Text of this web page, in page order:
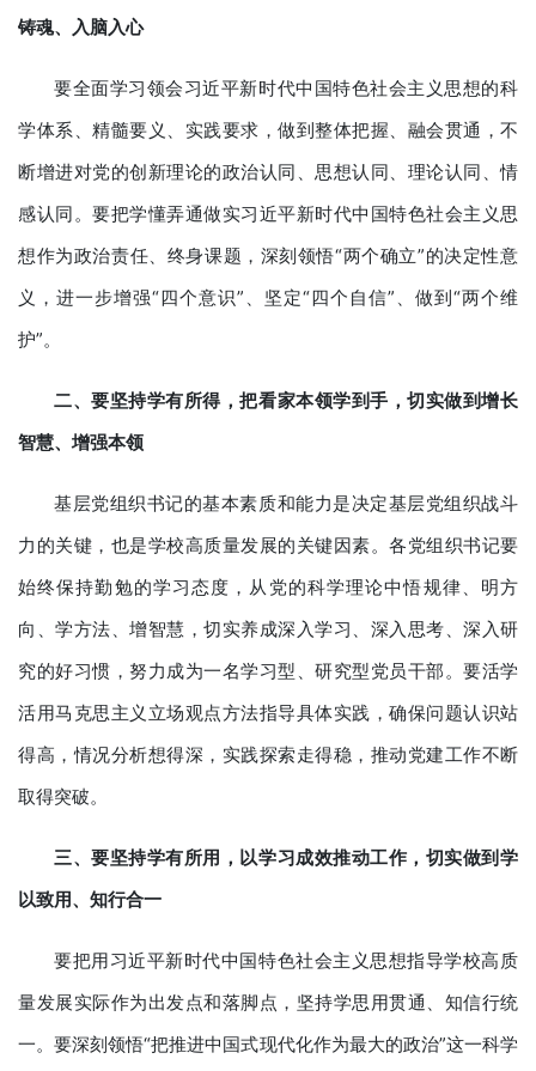
铸魂、入脑入心
要全面学习领会习近平新时代中国特色社会主义思想的科
学体系、精髓要义、实践要求，做到整体把握、融会贯通，不
断增进对党的创新理论的政治认同、思想认同、理论认同、情
感认同。要把学懂弄通做实习近平新时代中国特色社会主义思
想作为政治责任、终身课题，深刻领悟“两个确立”的决定性意
义，进一步增强“四个意识”、坚定“四个自信”、做到“两个维
护”。
二、要坚持学有所得，把看家本领学到手，切实做到增长
智慧、增强本领
基层党组织书记的基本素质和能力是决定基层党组织战斗
力的关键，也是学校高质量发展的关键因素。各党组织书记要
始终保持勤勉的学习态度，从党的科学理论中悟规律、明方
向、学方法、增智慧，切实养成深入学习、深入思考、深入研
究的好习惯，努力成为一名学习型、研究型党员干部。要活学
活用马克思主义立场观点方法指导具体实践，确保问题认识站
得高，情况分析想得深，实践探索走得稳，推动党建工作不断
取得突破。
三、要坚持学有所用，以学习成效推动工作，切实做到学
以致用、知行合一
要把用习近平新时代中国特色社会主义思想指导学校高质
量发展实际作为出发点和落脚点，坚持学思用贯通、知信行统
一。要深刻领悟“把推进中国式现代化作为最大的政治”这一科学